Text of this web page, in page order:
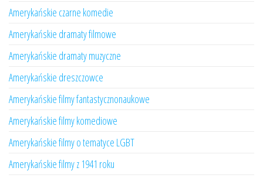
Amerykańskie czarne komedie
Amerykańskie dramaty filmowe
Amerykańskie dramaty muzyczne
Amerykańskie dreszczowce
Amerykańskie filmy fantastycznonaukowe
Amerykańskie filmy komediowe
Amerykańskie filmy o tematyce LGBT
Amerykańskie filmy z 1941 roku